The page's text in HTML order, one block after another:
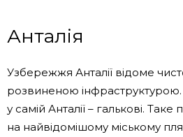
Анталія
Узбережжя Анталії відоме
розвиненою інфраструктурою.
у самій Анталії – галькові.
на найвідомішому міському